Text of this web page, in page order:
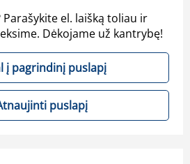
el. laišką toliau ir
Dėkojame už kantrybę!
į pagrindinį puslapį
puslapį